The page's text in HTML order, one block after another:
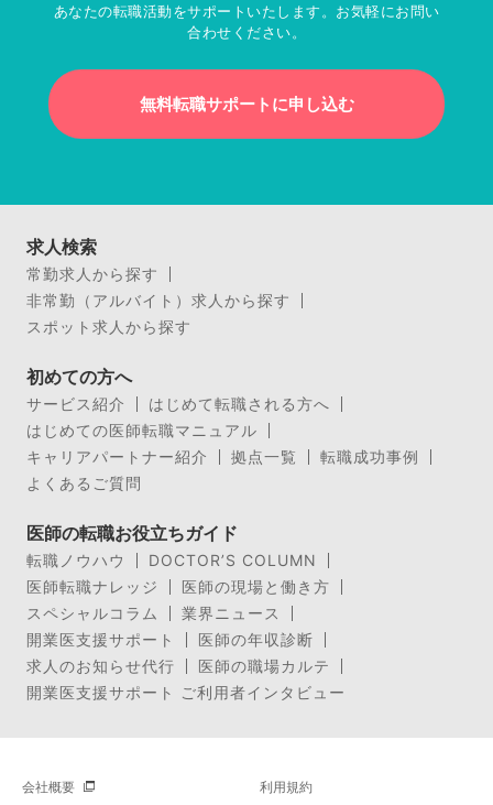
あなたの転職活動をサポートいたします。お気軽にお問い
合わせください。
無料転職サポートに申し込む
求人検索
常勤求人から探す
非常勤（アルバイト）求人から探す
スポット求人から探す
初めての方へ
サービス紹介
はじめて転職される方へ
はじめての医師転職マニュアル
キャリアパートナー紹介
拠点一覧
転職成功事例
よくあるご質問
医師の転職お役立ちガイド
転職ノウハウ
DOCTOR’S COLUMN
医師転職ナレッジ
医師の現場と働き方
スペシャルコラム
業界ニュース
開業医支援サポート
医師の年収診断
求人のお知らせ代行
医師の職場カルテ
開業医支援サポート ご利用者インタビュー
会社概要 利用規約